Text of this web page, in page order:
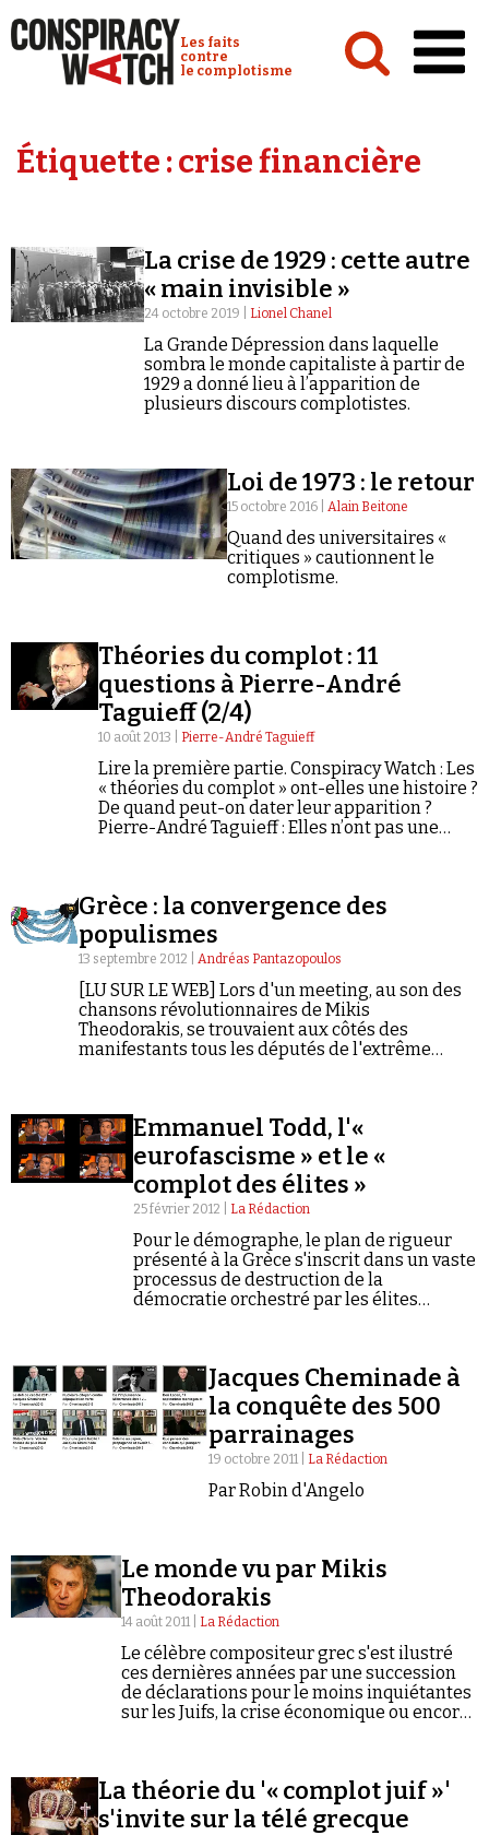
Conspiracy Watch :
Les faits
contre
le complotisme
Analyses
Vidéos
Émissions
Revues de presse
Newsletter
Faire un don
Demander à Vera
Se connecter
Étiquette :crise financière
La crise de 1929 : cette autre
« main invisible »
24 octobre 2019 | Lionel Chanel
La Grande Dépression dans laquelle
sombra le monde capitaliste à partir de
1929 a donné lieu à l’apparition de
plusieurs discours complotistes.
Loi de 1973 : le retour
15 octobre 2016 | Alain Beitone
Quand des universitaires «
critiques » cautionnent le
complotisme.
Théories du complot : 11
questions à Pierre-André
Taguieff (2/4)
10 août 2013 | Pierre-André Taguieff
Lire la première partie. Conspiracy Watch : Les
« théories du complot » ont-elles une histoire ?
De quand peut-on dater leur apparition ?
Pierre-André Taguieff : Elles n’ont pas une
Grèce : la convergence des
populismes
13 septembre 2012 |Andréas Pantazopoulos
[LU SUR LE WEB] Lors d'un meeting, au son des
chansons révolutionnaires de Mikis
Theodorakis, se trouvaient aux côtés des
manifestants tous les députés de l'extrême
unis contre le gouvernement.
Emmanuel Todd, l'«
eurofascisme » et le «
complot des élites »
25 février 2012 | La Rédaction
Pour le démographe, le plan de rigueur
présenté à la Grèce s'inscrit dans un vaste
processus de destruction de la
démocratie orchestré par les élites
Jacques Cheminade à
la conquête des 500
parrainages
19 octobre 2011 | La Rédaction
Par Robin d'Angelo
Le monde vu par Mikis
Theodorakis
14 août 2011 | La Rédaction
Le célèbre compositeur grec s'est ilustré
ces dernières années par une succession
de déclarations pour le moins inquiétantes
sur les Juifs, la crise économique ou encore
La théorie du '« complot juif »'
s'invite sur la télé grecque